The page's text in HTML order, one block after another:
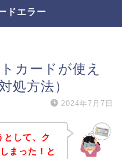
ドエラー
カードが使え
処方法）
2024年7月7日
して、ク
まった！と